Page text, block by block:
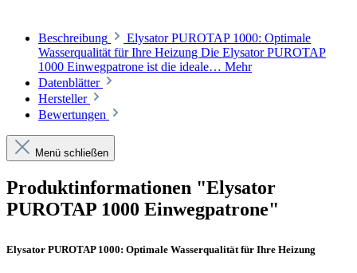
Beschreibung
Elysator PUROTAP 1000: Optimale
Wasserqualität für Ihre Heizung Die Elysator PUROTAP
1000 Einwegpatrone ist die ideale… Mehr
Datenblätter
Hersteller
Bewertungen
Menü schließen
Produktinformationen "Elysator
PUROTAP 1000 Einwegpatrone"
Elysator PUROTAP 1000: Optimale Wasserqualität für Ihre Heizung